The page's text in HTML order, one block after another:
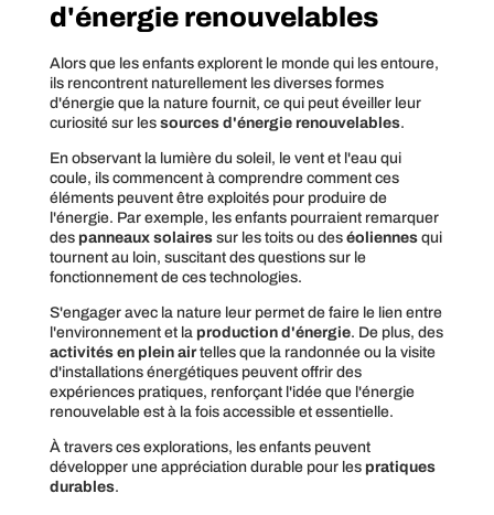
d'énergie renouvelables
Alors que les enfants explorent le monde qui les entoure,
ils rencontrent naturellement les diverses formes
d'énergie que la nature fournit, ce qui peut éveiller leur
curiosité sur les sources d'énergie renouvelables.
En observant la lumière du soleil, le vent et l'eau qui
coule, ils commencent à comprendre comment ces
éléments peuvent être exploités pour produire de
l'énergie. Par exemple, les enfants pourraient remarquer
des panneaux solairessur les toits ou des éoliennesqui
tournent au loin, suscitant des questions sur le
fonctionnement de ces technologies.
S'engager avec la nature leur permet de faire le lien entre
l'environnement et la production d'énergie. De plus, des
activités en plein airtelles que la randonnée ou la visite
d'installations énergétiques peuvent offrir des
expériences pratiques, renforçant l'idée que l'énergie
renouvelable est à la fois accessible et essentielle.
À travers ces explorations, les enfants peuvent
développer une appréciation durable pour les pratiques
durables.